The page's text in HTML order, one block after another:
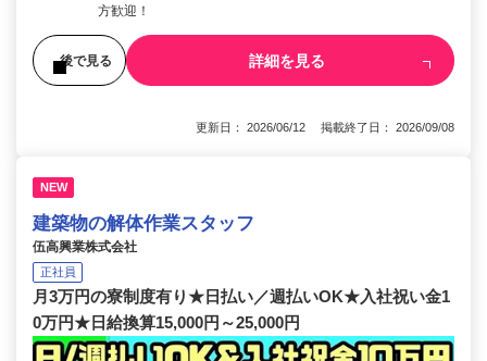
方歓迎！
後で見る 詳細を見る
更新日： 2026/06/12 掲載終了日： 2026/09/08
NEW
建築物の解体作業スタッフ
伍高興業株式会社
正社員
月3万円の寮制度有り★日払い／週払いOK★入社祝い金1
0万円★日給換算15,000円～25,000円